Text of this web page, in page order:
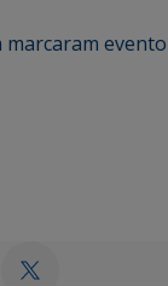
marcaram evento